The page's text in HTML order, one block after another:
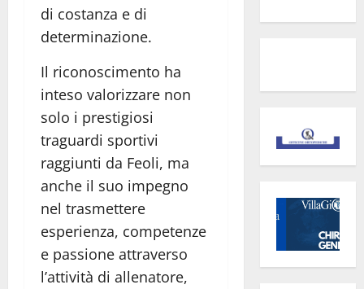
di costanza e di
determinazione.
Il riconoscimento ha
inteso valorizzare non
solo i prestigiosi
traguardi sportivi
raggiunti da Feoli, ma
anche il suo impegno
nel trasmettere
esperienza, competenze
e passione attraverso
l’attività di allenatore,